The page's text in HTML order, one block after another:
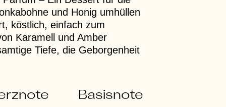
und Honig umhüllen
köstlich, einfach zum
Karamell und Amber
Tiefe, die Geborgenheit
Basisnote